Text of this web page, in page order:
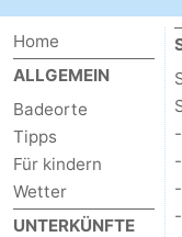
Home
ALLGEMEIN
Badeorte
Tipps
Für kindern
Wetter
UNTERKÜNFTE